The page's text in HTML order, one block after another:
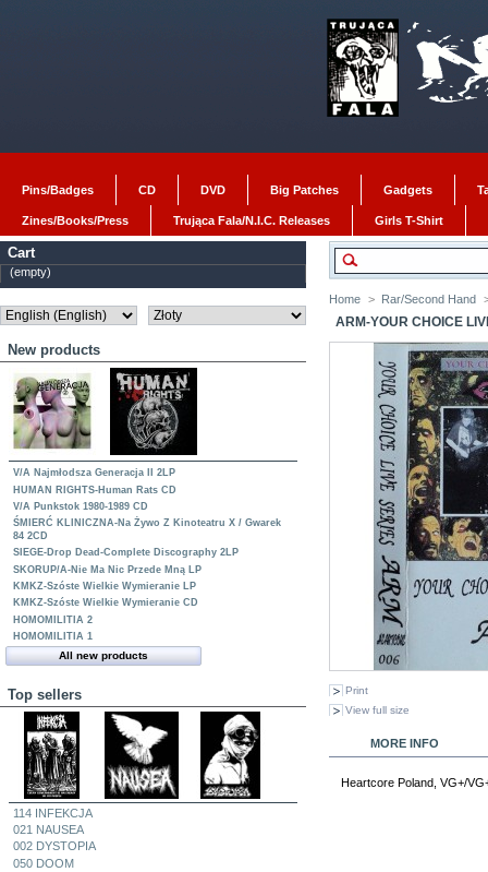
Pins/Badges CD DVD Big Patches Gadgets
Zines/Books/Press Trująca Fala/N.I.C. Releases Girls T-Shirt
Cart
(empty)
New products
V/A Najmłodsza Generacja II 2LP
HUMAN RIGHTS-Human Rats CD
V/A Punkstok 1980-1989 CD
ŚMIERĆ KLINICZNA-Na Żywo Z Kinoteatru X / Gwarek
84 2CD
SIEGE-Drop Dead-Complete Discography 2LP
SKORUP/A-Nie Ma Nic Przede Mną LP
KMKZ-Szóste Wielkie Wymieranie LP
KMKZ-Szóste Wielkie Wymieranie CD
HOMOMILITIA 2
HOMOMILITIA 1
All new products
Top sellers
114 INFEKCJA
021 NAUSEA
002 DYSTOPIA
050 DOOM
Home > Rar/Second Hand
ARM-YOUR CHOICE
Print
View full size
MORE INFO
Heartcore Poland, VG+/